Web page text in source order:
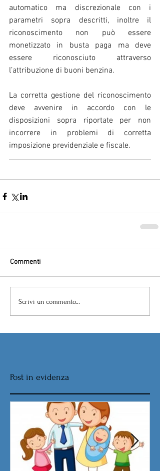
automatico ma discrezionale con i
parametri sopra descritti, inoltre il
riconoscimento non può essere
monetizzato in busta paga ma deve
essere riconosciuto attraverso
l’attribuzione di buoni benzina.
La corretta gestione del riconoscimento
deve avvenire in accordo con le
disposizioni sopra riportate per non
incorrere in problemi di corretta
imposizione previdenziale e fiscale.
Commenti
Scrivi un commento...
Post in evidenza